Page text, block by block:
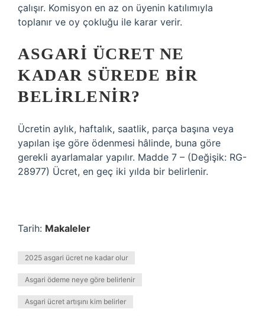
çalışır. Komisyon en az on üyenin katılımıyla
toplanır ve oy çokluğu ile karar verir.
ASGARI ÜCRET NE
KADAR SÜREDE BIR
BELIRLENIR?
Ücretin aylık, haftalık, saatlik, parça başına veya
yapılan işe göre ödenmesi hâlinde, buna göre
gerekli ayarlamalar yapılır. Madde 7 – (Değişik: RG-
28977) Ücret, en geç iki yılda bir belirlenir.
Tarih: Makaleler
2025 asgari ücret ne kadar olur
Asgari ödeme neye göre belirlenir
Asgari ücret artışını kim belirler